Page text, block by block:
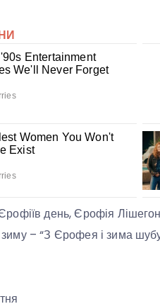
день, Єрофія
– “З Єрофея і зима